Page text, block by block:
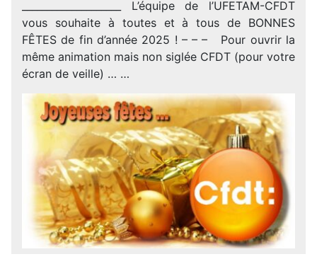
____________________ L’équipe de l’UFETAM-CFDT
vous souhaite à toutes et à tous de BONNES
FÊTES de fin d’année 2025 ! – – – Pour ouvrir la
même animation mais non siglée CFDT (pour votre
écran de veille) … …